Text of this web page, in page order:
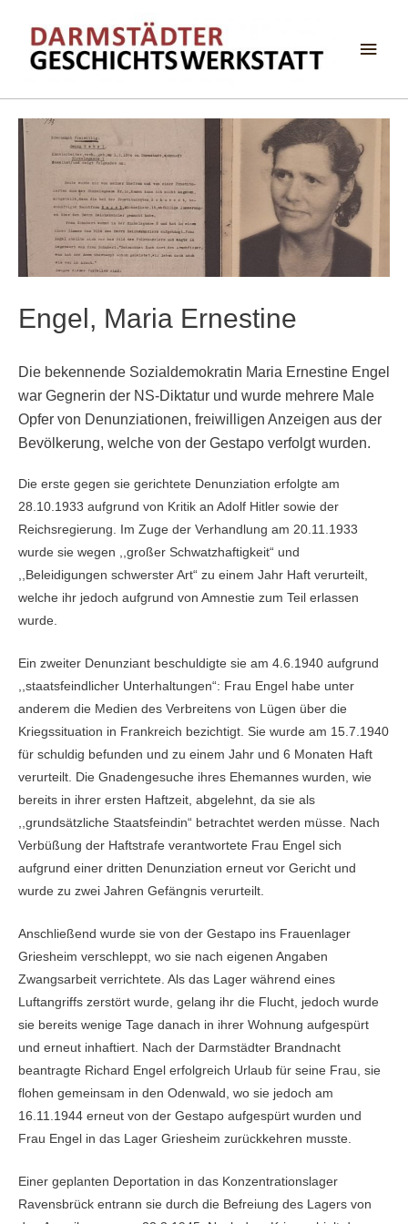
Engel, Maria Ernestine
Die bekennende Sozialdemokratin Maria Ernestine Engel
war Gegnerin der NS-Diktatur und wurde mehrere Male
Opfer von Denunziationen, freiwilligen Anzeigen aus der
Bevölkerung, welche von der Gestapo verfolgt wurden.
Die erste gegen sie gerichtete Denunziation erfolgte am
28.10.1933 aufgrund von Kritik an Adolf Hitler sowie der
Reichsregierung. Im Zuge der Verhandlung am 20.11.1933
wurde sie wegen ,,großer Schwatzhaftigkeit“ und
,,Beleidigungen schwerster Art“ zu einem Jahr Haft verurteilt,
welche ihr jedoch aufgrund von Amnestie zum Teil erlassen
wurde.
Ein zweiter Denunziant beschuldigte sie am 4.6.1940 aufgrund
,,staatsfeindlicher Unterhaltungen“: Frau Engel habe unter
anderem die Medien des Verbreitens von Lügen über die
Kriegssituation in Frankreich bezichtigt. Sie wurde am 15.7.1940
für schuldig befunden und zu einem Jahr und 6 Monaten Haft
verurteilt. Die Gnadengesuche ihres Ehemannes wurden, wie
bereits in ihrer ersten Haftzeit, abgelehnt, da sie als
,,grundsätzliche Staatsfeindin“ betrachtet werden müsse. Nach
Verbüßung der Haftstrafe verantwortete Frau Engel sich
aufgrund einer dritten Denunziation erneut vor Gericht und
wurde zu zwei Jahren Gefängnis verurteilt.
Anschließend wurde sie von der Gestapo ins Frauenlager
Griesheim verschleppt, wo sie nach eigenen Angaben
Zwangsarbeit verrichtete. Als das Lager während eines
Luftangriffs zerstört wurde, gelang ihr die Flucht, jedoch wurde
sie bereits wenige Tage danach in ihrer Wohnung aufgespürt
und erneut inhaftiert. Nach der Darmstädter Brandnacht
beantragte Richard Engel erfolgreich Urlaub für seine Frau, sie
flohen gemeinsam in den Odenwald, wo sie jedoch am
16.11.1944 erneut von der Gestapo aufgespürt wurden und
Frau Engel in das Lager Griesheim zurückkehren musste.
Einer geplanten Deportation in das Konzentrationslager
Ravensbrück entrann sie durch die Befreiung des Lagers von